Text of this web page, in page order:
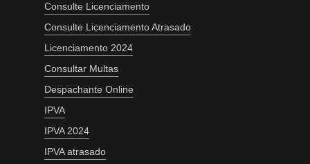
Consulte Licenciamento
Consulte Licenciamento Atrasado
Licenciamento 2024
Consultar Multas
Despachante Online
IPVA
IPVA 2024
IPVA atrasado